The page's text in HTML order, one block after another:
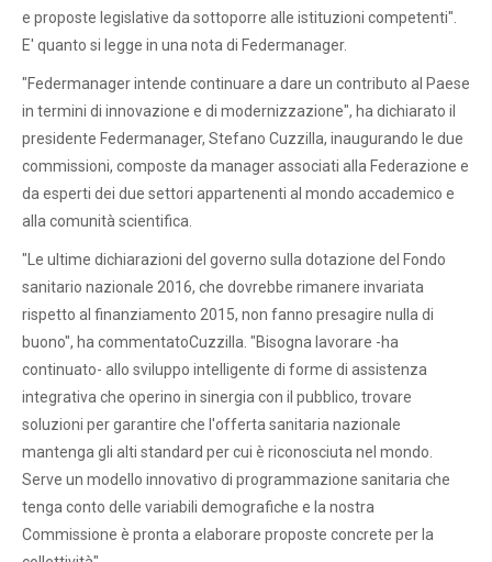
e proposte legislative da sottoporre alle istituzioni competenti".
E' quanto si legge in una nota di Federmanager.
"Federmanager intende continuare a dare un contributo al Paese
in termini di innovazione e di modernizzazione", ha dichiarato il
presidente Federmanager, Stefano Cuzzilla, inaugurando le due
commissioni, composte da manager associati alla Federazione e
da esperti dei due settori appartenenti al mondo accademico e
alla comunità scientifica.
"Le ultime dichiarazioni del governo sulla dotazione del Fondo
sanitario nazionale 2016, che dovrebbe rimanere invariata
rispetto al finanziamento 2015, non fanno presagire nulla di
buono", ha commentatoCuzzilla. "Bisogna lavorare -ha
continuato- allo sviluppo intelligente di forme di assistenza
integrativa che operino in sinergia con il pubblico, trovare
soluzioni per garantire che l'offerta sanitaria nazionale
mantenga gli alti standard per cui è riconosciuta nel mondo.
Serve un modello innovativo di programmazione sanitaria che
tenga conto delle variabili demografiche e la nostra
Commissione è pronta a elaborare proposte concrete per la